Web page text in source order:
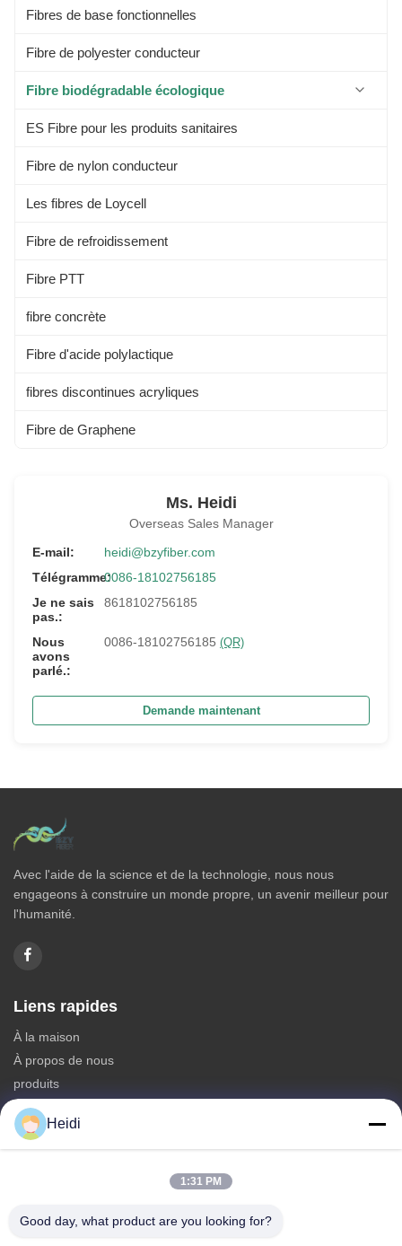
Fibres de base fonctionnelles
Fibre de polyester conducteur
Fibre biodégradable écologique
Fibre de protéine de soja
Fibre d'aloe
Les fibres alginées
Les fibres de Kapok
Fibre de bambou
ES Fibre pour les produits sanitaires
Fibre de nylon conducteur
Les fibres de Loycell
Fibre de refroidissement
Fibre PTT
fibre concrète
Fibre d'acide polylactique
fibres discontinues acryliques
Fibre de Graphene
Ms. Heidi
Overseas Sales Manager
E-mail:
heidi@bzyfiber.com
Télégramme:0086-18102756185
Je ne sais
pas.:
8618102756185
Nous
avons
parlé.:
0086-18102756185 (QR)
Demande maintenant
Avec l'aide de la science et de la technologie, nous nous
engageons à construire un monde propre, un avenir meilleur pour
l'humanité.
Liens rapides
À la maison
À propos de nous
produits
Nous contacter
Catégories
Fibre discontinue de polyesters
Fibre de polyester à faible fusion
Heidi
1:31 PM
Good day, what product are you looking for?